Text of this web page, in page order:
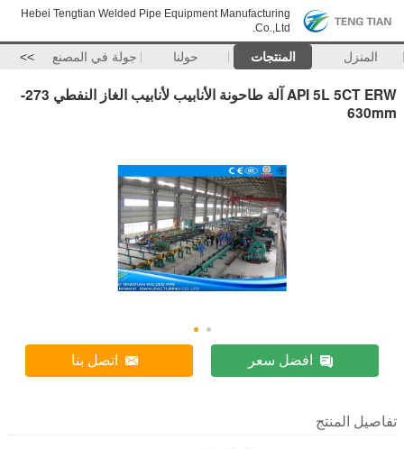
Hebei Tengtian Welded Pipe Equipment Manufacturing
Co.,Ltd.
المنزل المنتجات حولنا جولة في المصنع >>
API 5L 5CT ERW آلة طاحونة الأنابيب لأنابيب الغاز النفطي 273-
630mm
افضل سعر اتصل بنا
تفاصيل المنتج